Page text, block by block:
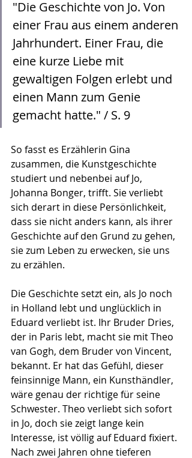
"Die Geschichte von Jo. Von
einer Frau aus einem anderen
Jahrhundert. Einer Frau, die
eine kurze Liebe mit
gewaltigen Folgen erlebt und
einen Mann zum Genie
gemacht hatte." / S. 9
So fasst es Erzählerin Gina
zusammen, die Kunstgeschichte
studiert und nebenbei auf Jo,
Johanna Bonger, trifft. Sie verliebt
sich derart in diese Persönlichkeit,
dass sie nicht anders kann, als ihrer
Geschichte auf den Grund zu gehen,
sie zum Leben zu erwecken, sie uns
zu erzählen.
Die Geschichte setzt ein, als Jo noch
in Holland lebt und unglücklich in
Eduard verliebt ist. Ihr Bruder Dries,
der in Paris lebt, macht sie mit Theo
van Gogh, dem Bruder von Vincent,
bekannt. Er hat das Gefühl, dieser
feinsinnige Mann, ein Kunsthändler,
wäre genau der richtige für seine
Schwester. Theo verliebt sich sofort
in Jo, doch sie zeigt lange kein
Interesse, ist völlig auf Eduard fixiert.
Nach zwei Jahren ohne tieferen